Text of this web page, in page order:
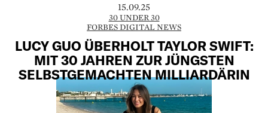
15.09.25
30 UNDER 30
FORBES DIGITAL NEWS
LUCY GUO ÜBERHOLT TAYLOR SWIFT:
MIT 30 JAHREN ZUR JÜNGSTEN
SELBSTGEMACHTEN MILLIARDÄRIN